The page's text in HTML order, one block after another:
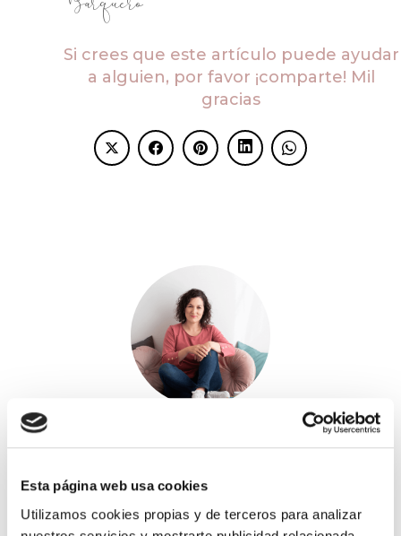
Esta página web usa cookies
Utilizamos cookies propias y de terceros para analizar
Si crees que este artículo puede ayudar
a alguien, por favor ¡comparte! Mil
gracias
Hola, soy María José y estoy aquí
para ayudarte si sientes que la
vida.